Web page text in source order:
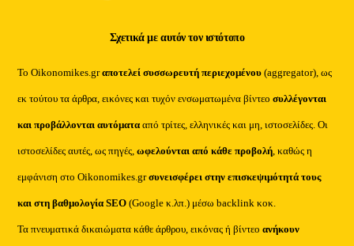
Σχετικά με αυτόν τον ιστότοπο
Το Oikonomikes.grαποτελεί συσσωρευτή περιεχομένου (aggregator), ως
εκ τούτου τα άρθρα, εικόνες και τυχόν ενσωματωμένα βίντεοσυλλέγονται
και προβάλλονται αυτόματααπό τρίτες, ελληνικές και μη, ιστοσελίδες. Οι
ιστοσελίδες αυτές, ως πηγές,ωφελούνται από κάθε προβολή, καθώς η
εμφάνιση στο Oikonomikes.grσυνεισφέρει στην επισκεψιμότητά τους
και στη βαθμολογία SEO (Google κ.λπ.) μέσω backlink κοκ.
Τα πνευματικά δικαιώματα κάθε άρθρου, εικόνας ή βίντεοανήκουν